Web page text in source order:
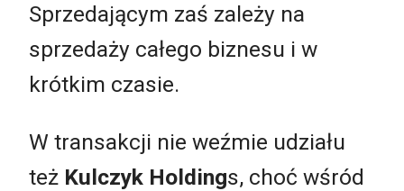
Sprzedającym zaś zależy na
sprzedaży całego biznesu i w
krótkim czasie.
W transakcji nie weźmie udziału
też Kulczyk Holdings, choć wśród